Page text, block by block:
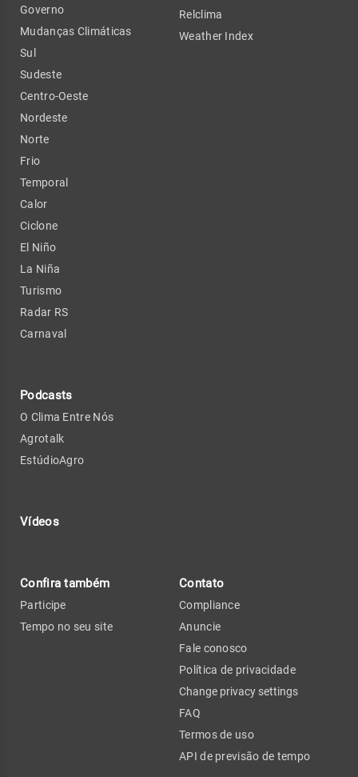
Governo
Mudanças Climáticas
Sul
Sudeste
Centro-Oeste
Nordeste
Norte
Frio
Temporal
Calor
Ciclone
El Niño
La Niña
Turismo
Radar RS
Carnaval
Podcasts
O Clima Entre Nós
Agrotalk
EstúdioAgro
Vídeos
Relclima
Weather Index
Confira também
Participe
Tempo no seu site
Contato
Compliance
Anuncie
Fale conosco
Política de privacidade
Change privacy settings
FAQ
Termos de uso
API de previsão de tempo